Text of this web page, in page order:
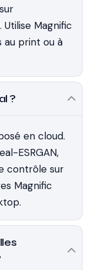
Magnific
au print ou à
?
en cloud.
ESRGAN,
contrôle sur
Magnific